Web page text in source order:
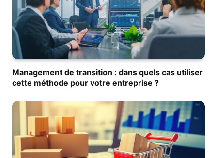
Management de transition : dans quels cas utiliser
cette méthode pour votre entreprise ?